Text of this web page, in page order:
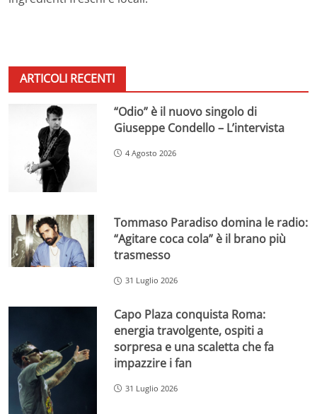
ARTICOLI RECENTI
“Odio” è il nuovo singolo di
Giuseppe Condello – L’intervista
4 Agosto 2026
Tommaso Paradiso domina le radio:
“Agitare coca cola” è il brano più
trasmesso
31 Luglio 2026
Capo Plaza conquista Roma:
energia travolgente, ospiti a
sorpresa e una scaletta che fa
impazzire i fan
31 Luglio 2026